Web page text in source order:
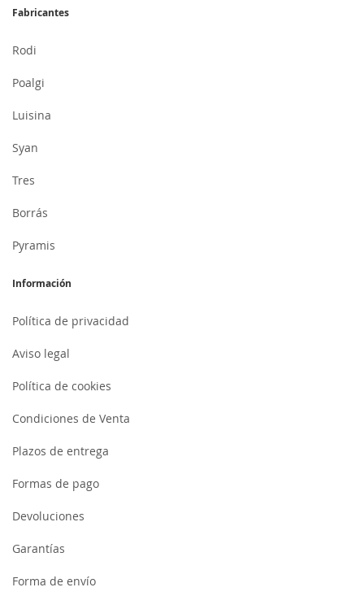
Fabricantes
Rodi
Poalgi
Luisina
Syan
Tres
Borrás
Pyramis
Información
Política de privacidad
Aviso legal
Política de cookies
Condiciones de Venta
Plazos de entrega
Formas de pago
Devoluciones
Garantías
Forma de envío